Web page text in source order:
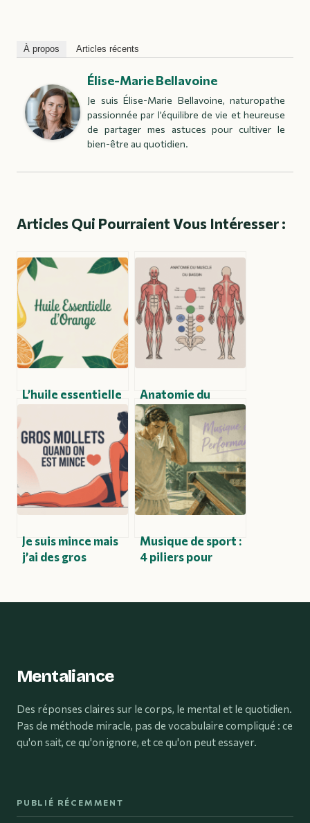
À propos Articles récents
Élise-Marie Bellavoine
Je suis Élise-Marie Bellavoine, naturopathe
passionnée par l’équilibre de vie et heureuse
de partager mes astuces pour cultiver le
bien-être au quotidien.
Articles Qui Pourraient Vous Intéresser :
L’huile essentielle
d’orange : usages,
précautions pour
une utilisation
éclairée
Anatomie du
muscle du bassin :
comprendre son
rôle et ses zones
clés
Je suis mince mais
j’ai des gros
conseils concrets
Musique de sport :
4 piliers pour
repousser vos
Mentaliance
Des réponses claires sur le corps, le mental et le quotidien.
Pas de méthode miracle, pas de vocabulaire compliqué : ce
qu'on sait, ce qu'on ignore, et ce qu'on peut essayer.
PUBLIÉ RÉCEMMENT